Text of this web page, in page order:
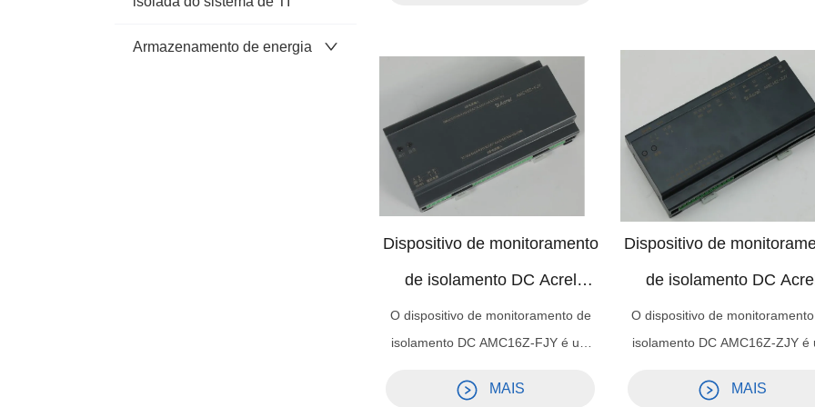
Armazenamento de energia
requintado em design, capaz de
monitoramento centralizado em
parâmetros elétricos e estados liga-
desliga de dezenas de circuitos,
incluindo circuito de linha de entrada e
circuito de linha de saída, e alcança a
alta integração de circuitos de
monitoramento inrelligent geral
carioso de equipamentos de
distribuição terminal.
Dispositivo de monitoramento
de isolamento DC Acrel
AMC16Z-FJY
O dispositivo de monitoramento de
isolamento DC AMC16Z-FJY é um
gerenciamento on-line em tempo real
MAIS
Dispositivo de
de isolamento DC
AMC16Z-ZJY
O dispositivo de
isolamento DC AMC16Z-ZJY é
gerenciamento on-line em tempo
MAIS